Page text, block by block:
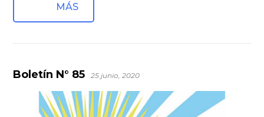
MÁS
Boletín N° 85 25 junio, 2020